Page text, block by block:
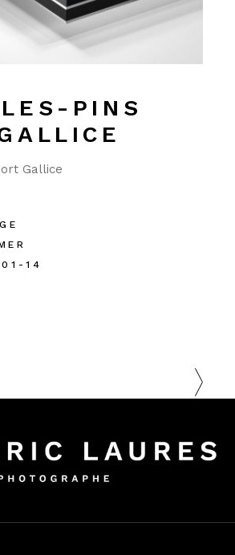
PINS
Gallice
14